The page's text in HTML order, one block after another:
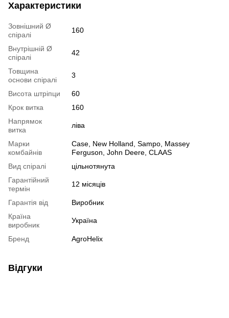
Характеристики
Зовнішний Ø
спіралі
160
Внутрішній Ø
спіралі
42
Товщина
основи спіралі
3
Висота штріпци
60
Крок витка
160
Напрямок
витка
ліва
Марки
комбайнів
Case, New Holland, Sampo, Massey
Ferguson, John Deere, CLAAS
Вид спіралі
цільнотянута
Гарантійний
термін
12 місяців
Гарантія від
Виробник
Країна
виробник
Україна
Бренд AgroHelix
Відгуки